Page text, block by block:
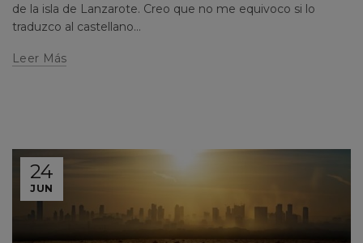
de la isla de Lanzarote. Creo que no me equivoco si lo
traduzco al castellano...
Leer Más
24
JUN